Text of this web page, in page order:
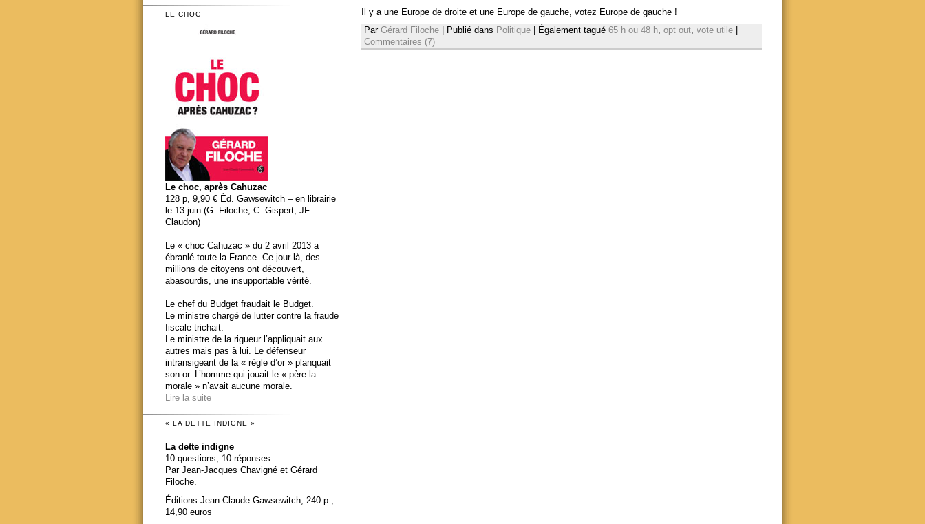
Il y a une Europe de droite et une Europe de gauche, votez Europe de gauche !
Par Gérard Filoche Publié dans Politique Également tagué 65 h ou 48 h, opt out, vote utile
Commentaires (7)
LE CHOC
Le choc, après Cahuzac
128 p, 9,90 € Éd. Gawsewitch – en librairie
le 13 juin (G. Filoche, C. Gispert, JF
Claudon)
Le « choc Cahuzac » du 2 avril 2013 a
ébranlé toute la France. Ce jour-là, des
millions de citoyens ont découvert,
abasourdis, une insupportable vérité.
Le chef du Budget fraudait le Budget.
Le ministre chargé de lutter contre la fraude
fiscale trichait.
Le ministre de la rigueur l’appliquait aux
autres mais pas à lui. Le défenseur
intransigeant de la « règle d’or » planquait
son or. L’homme qui jouait le « père la
morale » n’avait aucune morale.
Lire la suite
« LA DETTE INDIGNE »
La dette indigne
10 questions, 10 réponses
Par Jean-Jacques Chavigné et Gérard
Filoche.
Éditions Jean-Claude Gawsewitch, 240 p.,
14,90 euros